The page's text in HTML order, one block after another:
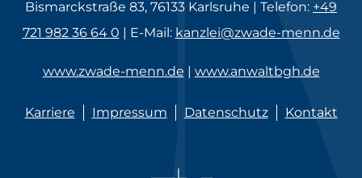
Bismarckstraße 83, 76133 Karlsruhe | Telefon: +49
721 982 36 64 0 | E-Mail: kanzlei@zwade-menn.de
www.zwade-menn.de | www.anwaltbgh.de
Karriere Impressum Datenschutz Kontakt